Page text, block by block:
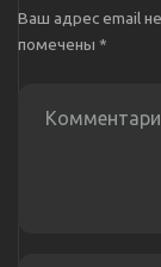
Ваш адрес email
помечены *